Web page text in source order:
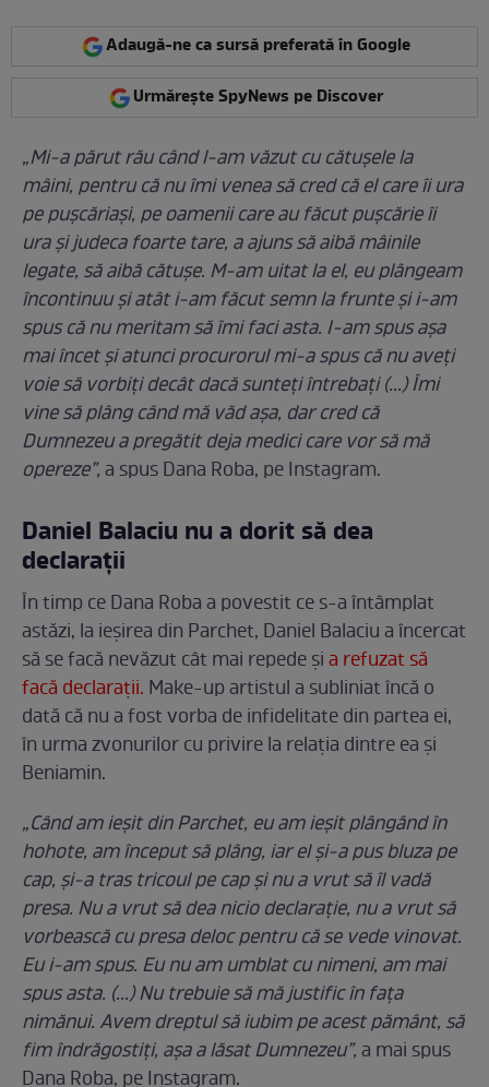
Adaugă-ne ca sursă preferată în Google
Urmărește SpyNews pe Discover
„Mi-a părut rău când l-am văzut cu cătușele la
mâini, pentru că nu îmi venea să cred că el care îi ura
pe pușcăriași, pe oamenii care au făcut pușcărie îi
ura și judeca foarte tare, a ajuns să aibă mâinile
legate, să aibă cătușe. M-am uitat la el, eu plângeam
încontinuu și atât i-am făcut semn la frunte și i-am
spus că nu meritam să îmi faci asta. I-am spus așa
mai încet și atunci procurorul mi-a spus că nu aveți
voie să vorbiți decât dacă sunteți întrebați (...) Îmi
vine să plâng când mă văd așa, dar cred că
Dumnezeu a pregătit deja medici care vor să mă
opereze”,a spus Dana Roba, pe Instagram.
Daniel Balaciu nu a dorit să dea
declarații
În timp ce Dana Roba a povestit ce s-a întâmplat
astăzi, la ieșirea din Parchet, Daniel Balaciu a încercat
să se facă nevăzut cât mai repede șia refuzat să
facă declarații. Make-up artistul a subliniat încă o
dată că nu a fost vorba de infidelitate din partea ei,
în urma zvonurilor cu privire la relația dintre ea și
Beniamin.
„Când am ieșit din Parchet, eu am ieșit plângând în
hohote, am început să plâng, iar el și-a pus bluza pe
cap, și-a tras tricoul pe cap și nu a vrut să îl vadă
presa. Nu a vrut să dea nicio declarație, nu a vrut să
vorbească cu presa deloc pentru că se vede vinovat.
Eu i-am spus. Eu nu am umblat cu nimeni, am mai
spus asta. (...) Nu trebuie să mă justific în fața
nimănui. Avem dreptul să iubim pe acest pământ, să
fim îndrăgostiți, așa a lăsat Dumnezeu”,a mai spus